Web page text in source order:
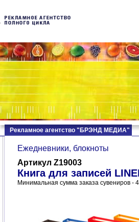
Рекламное агентство "БРЭНД МЕДИА"
Ежедневники, блокноты
Артикул Z19003
Книга для записей
Минимальная сумма заказа сувениров -